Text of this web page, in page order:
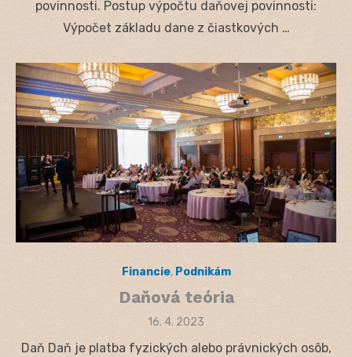
povinnosti. Postup výpočtu daňovej povinnosti:
Výpočet základu dane z čiastkových …
Financie, Podnikám
Daňová teória
Posted
16. 4. 2023
Daň Daň je platba fyzických alebo právnických osôb,